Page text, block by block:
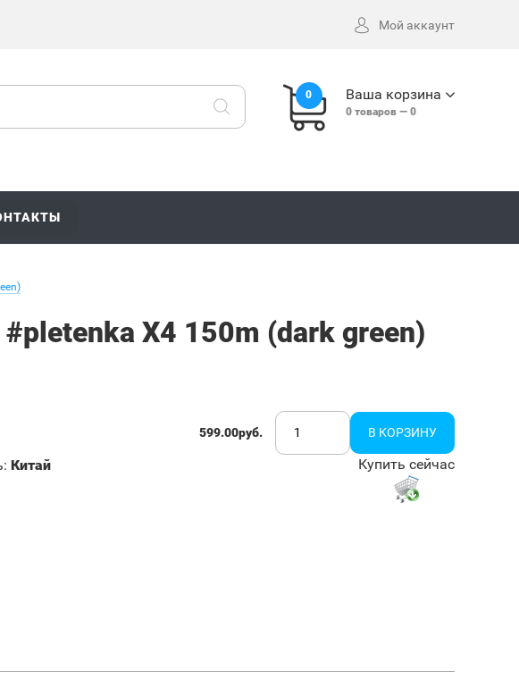
Мой аккаунт
0 Ваша корзина
0 товаров — 0
X4 150m (dark green)
599.00руб.
: Китай
Купить сейчас